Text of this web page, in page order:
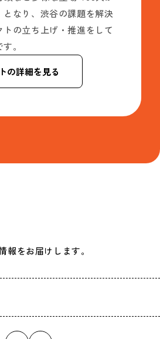
となり、渋谷の課題を解決
の立ち上げ・推進をして
。
の詳細を見る
報をお届けします。